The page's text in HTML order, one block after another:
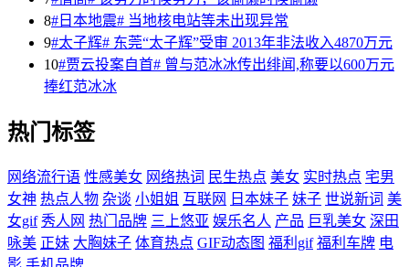
8#日本地震# 当地核电站等未出现异常
9#太子辉# 东莞“太子辉”受审 2013年非法收入4870万元
10#贾云投案自首# 曾与范冰冰传出绯闻,称要以600万元
捧红范冰冰
热门标签
网络流行语 性感美女 网络热词 民生热点 美女 实时热点 宅男
女神 热点人物 杂谈 小姐姐 互联网 日本妹子 妹子 世说新词 美
女gif 秀人网 热门品牌 三上悠亚 娱乐名人 产品 巨乳美女 深田
咏美 正妹 大胸妹子 体育热点 GIF动态图 福利gif 福利车牌 电